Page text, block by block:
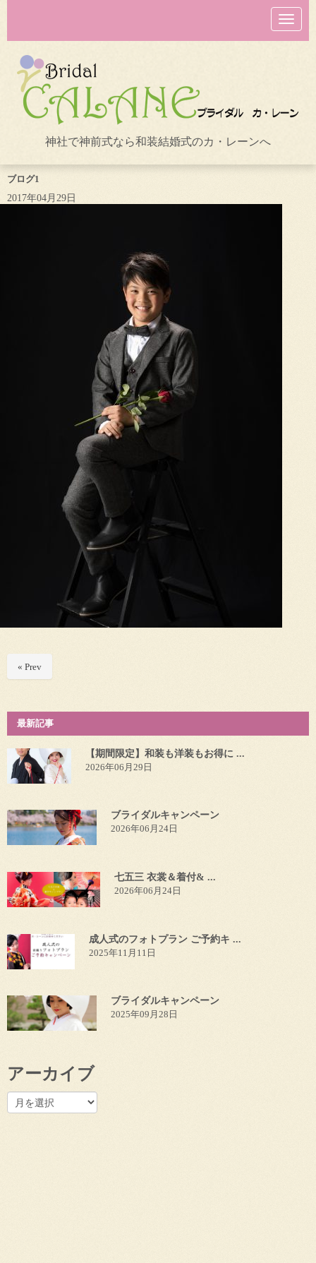
N
a
v
o
n
神社で神前式なら和装結婚式のカ・レーンへ
ブログ1
2017年04月29日
« Prev
最新記事
【期間限定】和装も洋装もお得に ...
2026年06月29日
ブライダルキャンペーン
2026年06月24日
七五三 衣裳＆着付& ...
2026年06月24日
成人式のフォトプラン ご予約キ ...
2025年11月11日
ブライダルキャンペーン
2025年09月28日
アーカイブ